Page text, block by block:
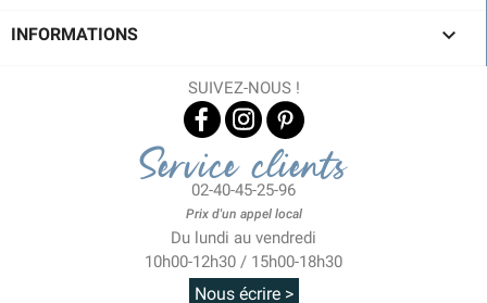
INFORMATIONS 
SUIVEZ-NOUS !
Service clients
02-40-45-25-96
Prix d'un appel local
Du lundi au vendredi
10h00-12h30 / 15h00-18h30
Nous écrire >